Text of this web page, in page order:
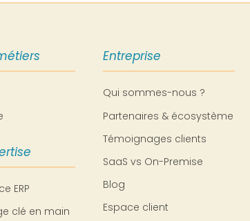
ERP
clé en main
Entreprise
Qui sommes-nous ?
Partenaires & écosystème
Témoignages clients
SaaS vs On-Premise
Blog
Espace client